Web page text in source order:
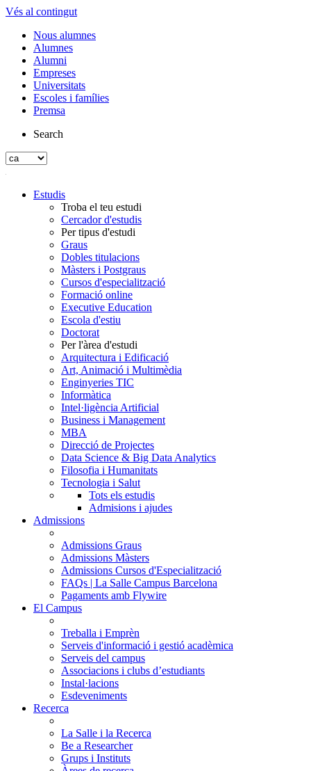
Vés al contingut
Nous alumnes
Alumnes
Alumni
Empreses
Universitats
Escoles i famílies
Premsa
Search
Estudis
Troba el teu estudi
Cercador d'estudis
Per tipus d'estudi
Graus
Dobles titulacions
Màsters i Postgraus
Cursos d'especialització
Formació online
Executive Education
Escola d'estiu
Doctorat
Per l'àrea d'estudi
Arquitectura i Edificació
Art, Animació i Multimèdia
Enginyeries TIC
Informàtica
Intel·ligència Artificial
Business i Management
MBA
Direcció de Projectes
Data Science & Big Data Analytics
Filosofia i Humanitats
Tecnologia i Salut
Tots els estudis
Admisions i ajudes
Admissions
Admissions Graus
Admissions Màsters
Admissions Cursos d'Especialització
FAQs | La Salle Campus Barcelona
Pagaments amb Flywire
El Campus
Treballa i Emprèn
Serveis d'informació i gestió acadèmica
Serveis del campus
Associacions i clubs d’estudiants
Instal·lacions
Esdeveniments
Recerca
La Salle i la Recerca
Be a Researcher
Grups i Instituts